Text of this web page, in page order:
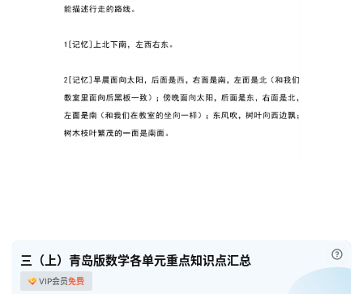
三（上）青岛版数学各单元重点知识点汇总
VIP会员免费